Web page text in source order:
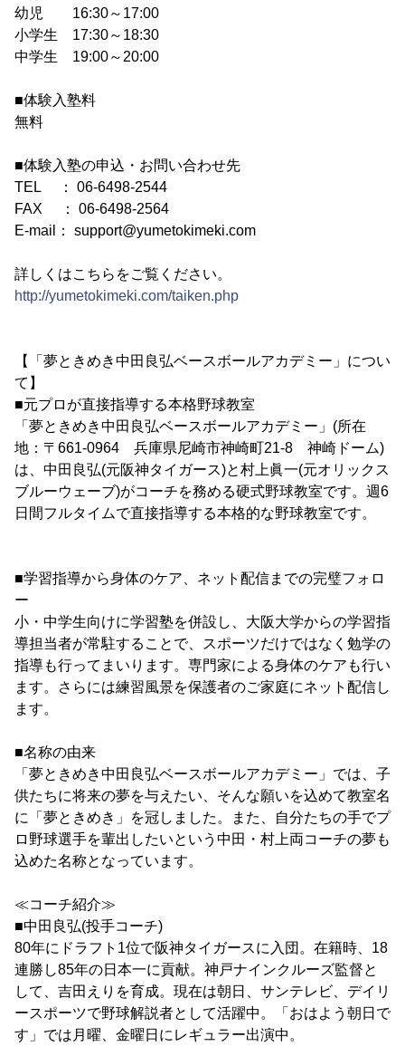
幼児 16:30～17:00
小学生 17:30～18:30
中学生 19:00～20:00
■体験入塾料
無料
■体験入塾の申込・お問い合わせ先
TEL ： 06-6498-2544
FAX ： 06-6498-2564
E-mail： support@yumetokimeki.com
詳しくはこちらをご覧ください。
http://yumetokimeki.com/taiken.php
【「夢ときめき中田良弘ベースボールアカデミー」につい
て】
■元プロが直接指導する本格野球教室
「夢ときめき中田良弘ベースボールアカデミー」(所在
地：〒661-0964 兵庫県尼崎市神崎町21-8 神崎ドーム)
は、中田良弘(元阪神タイガース)と村上眞一(元オリックス
ブルーウェーブ)がコーチを務める硬式野球教室です。週6
日間フルタイムで直接指導する本格的な野球教室です。
■学習指導から身体のケア、ネット配信までの完璧フォロ
ー
小・中学生向けに学習塾を併設し、大阪大学からの学習指
導担当者が常駐することで、スポーツだけではなく勉学の
指導も行ってまいります。専門家による身体のケアも行い
ます。さらには練習風景を保護者のご家庭にネット配信し
ます。
■名称の由来
「夢ときめき中田良弘ベースボールアカデミー」では、子
供たちに将来の夢を与えたい、そんな願いを込めて教室名
に「夢ときめき」を冠しました。また、自分たちの手でプ
ロ野球選手を輩出したいという中田・村上両コーチの夢も
込めた名称となっています。
≪コーチ紹介≫
■中田良弘(投手コーチ)
80年にドラフト1位で阪神タイガースに入団。在籍時、18
連勝し85年の日本一に貢献。神戸ナインクルーズ監督と
して、吉田えりを育成。現在は朝日、サンテレビ、デイリ
ースポーツで野球解説者として活躍中。「おはよう朝日で
す」では月曜、金曜日にレギュラー出演中。